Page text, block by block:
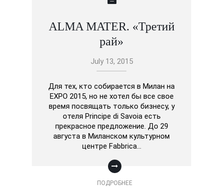
ALMA MATER. «Третий
рай»
July 13, 2015
Для тех, кто собирается в Милан на
EXPO 2015, но не хотел бы все свое
время посвящать только бизнесу, у
отеля Principe di Savoia есть
прекрасное предложение. До 29
августа в Миланском культурном
центре Fabbrica…
ПОДРОБНЕЕ